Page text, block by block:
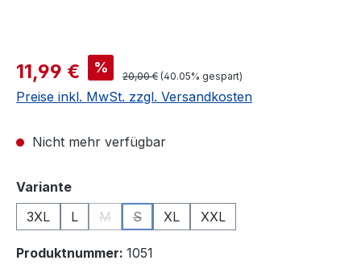
Verkaufspreis:
11,99 € % Regulärer Preis:
20,00 € (40.05% gespart)
Preise inkl. MwSt. zzgl. Versandkosten
Nicht mehr verfügbar
Varianteauswählen
3XL
L M
(Diese Option ist zurzeit nicht verfügbar.)
S
(Diese Option ist zurzeit nicht verfügbar.)
XL XXL
Produktnummer: 1051